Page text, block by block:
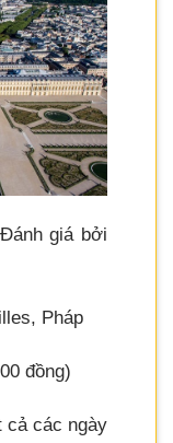
giá bởi
Pháp
đồng)
cả các ngày